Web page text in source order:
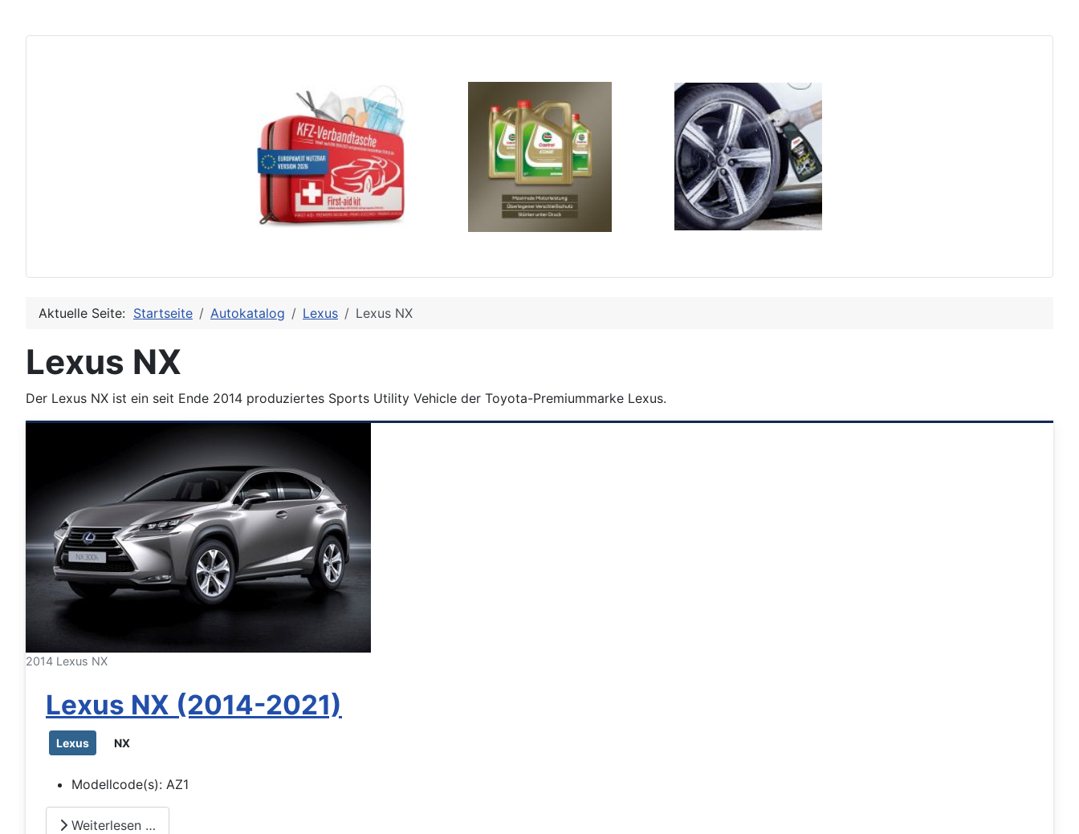
Aktuelle Seite: Startseite Autokatalog Lexus Lexus NX
Lexus NX
Der Lexus NX ist ein seit Ende 2014 produziertes Sports Utility Vehicle der Toyota-Premiummarke Lexus.
2014 Lexus NX
Lexus NX (2014-2021)
Lexus NX
Modellcode(s): AZ1
Weiterlesen …